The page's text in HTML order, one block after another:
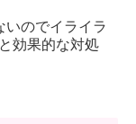
いのでイライラ
効果的な対処